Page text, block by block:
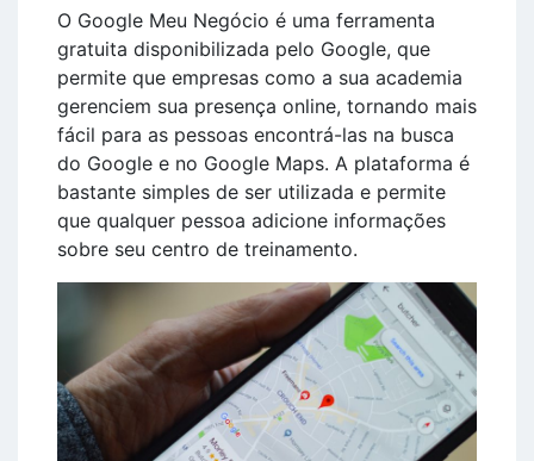
O Google Meu Negócio é uma ferramenta
gratuita disponibilizada pelo Google, que
permite que empresas como a sua academia
gerenciem sua presença online, tornando mais
fácil para as pessoas encontrá-las na busca
do Google e no Google Maps. A plataforma é
bastante simples de ser utilizada e permite
que qualquer pessoa adicione informações
sobre seu centro de treinamento.